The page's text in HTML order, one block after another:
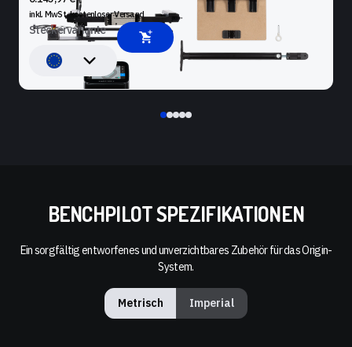
inkl. MwSt. kostenloserVersand
Steckervariante
BENCHPILOT SPEZIFIKATIONEN
Ein sorgfältig entworfenes und unverzichtbares Zubehör für das Origin-
System.
Metrisch Imperial